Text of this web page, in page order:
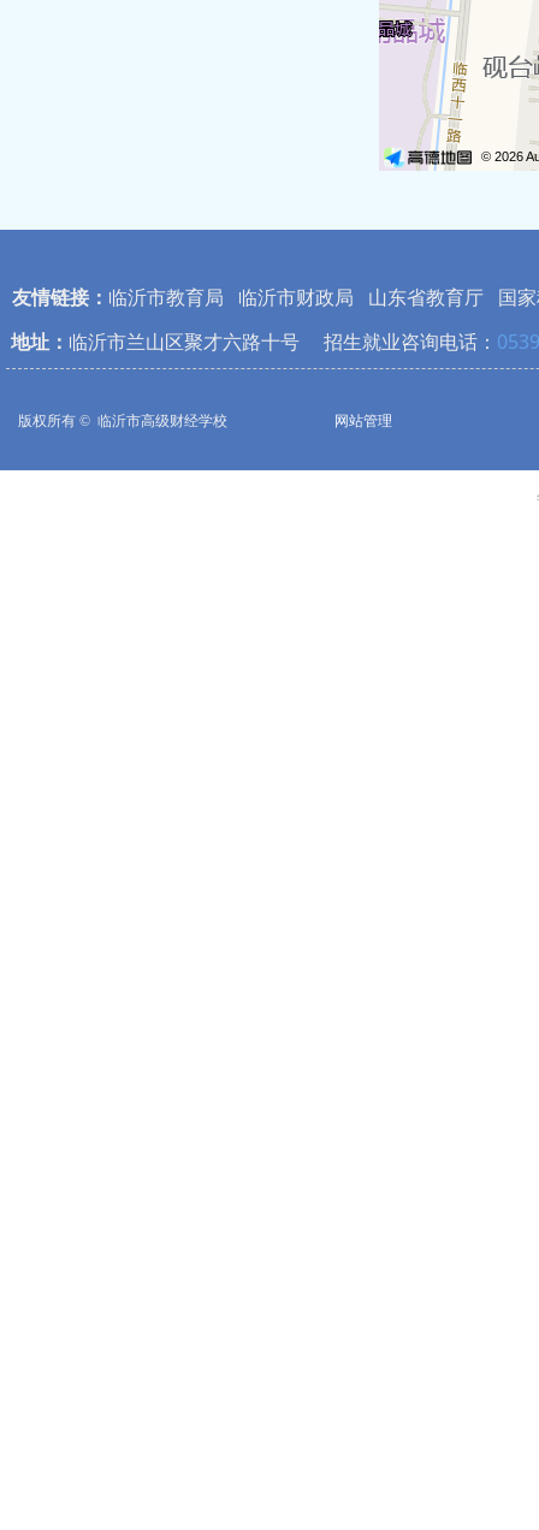
地址： 临沂市兰山区聚才六路十号 招生就业咨询电话：
友情链接： 临沂市教育局 临沂市财政局 山东省教育厅 国
版权所有 © 临沂市高级财经学校 网站管理